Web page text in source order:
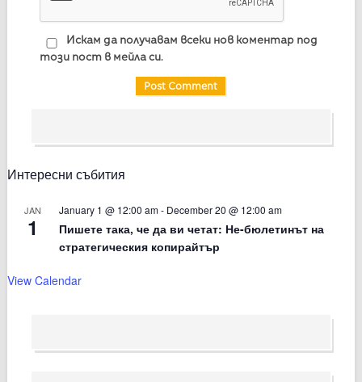
Искам да получавам всеки нов коментар под
този пост в мейла си.
Интересни събития
JAN
1
January 1 @ 12:00 am- December 20 @ 12:00 am
Пишете така, че да ви четат: Не-бюлетинът на
стратегическия копирайтър
View Calendar